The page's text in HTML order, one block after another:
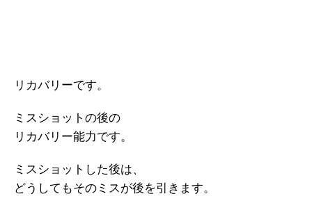
リカバリーです。
ミスショットの後の
リカバリー能力です。
ミスショットした後は、
どうしてもそのミスが後を引きます。